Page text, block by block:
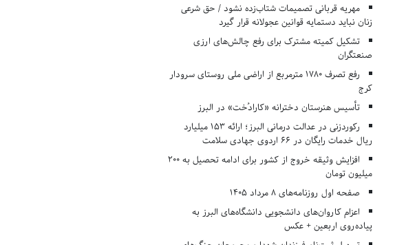
مهریه قربانی تصمیمات شتاب‌زده نشود / حق شرعی
زنان نباید دستمایه قوانین عجولانه قرار گیرد
تشکیل کمیته مشترک برای رفع چالش‌های ارزی
صنعتگران
رفع تصرف ۱۷۸۰ مترمربع از اراضی ملی روستای سرودار
کرج
تأسیس هنرستان دخترانه «کارادُخت» در البرز
رکوردزنی در عدالت درمانی البرز؛ ارائه ۱۵۳ میلیارد
ریال خدمات رایگان در ۶۶ اردوی جهادی سلامت
افزایش وثیقه خروج از کشور برای ادامه تحصیل به ۲۰۰
میلیون تومان
صفحه اول روزنامه‌های 8 مرداد 1405
اعزام کاروان‌های دانشجویی دانشگاه‌های البرز به
پیاده‌روی اربعین + عکس